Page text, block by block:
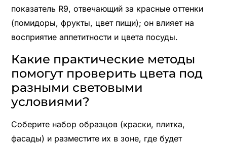
показатель R9, отвечающий за красные оттенки
(помидоры, фрукты, цвет пищи); он влияет на
восприятие аппетитности и цвета посуды.
Какие практические методы
помогут проверить цвета под
разными световыми
условиями?
Соберите набор образцов (краски, плитка,
фасады) и разместите их в зоне, где будет